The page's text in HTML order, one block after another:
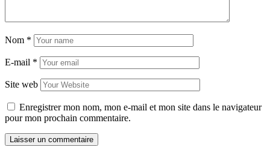
Nom *
E-mail *
Site web
Enregistrer mon nom, mon e-mail et mon site dans le navigateur
pour mon prochain commentaire.